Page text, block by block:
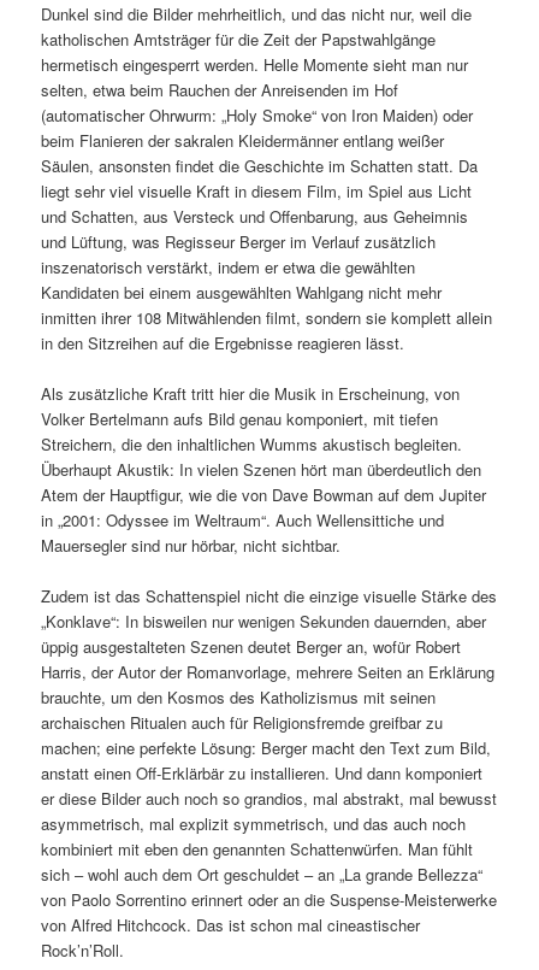
Dunkel sind die Bilder mehrheitlich, und das nicht nur, weil die
katholischen Amtsträger für die Zeit der Papstwahlgänge
hermetisch eingesperrt werden. Helle Momente sieht man nur
selten, etwa beim Rauchen der Anreisenden im Hof
(automatischer Ohrwurm: „Holy Smoke“ von Iron Maiden) oder
beim Flanieren der sakralen Kleidermänner entlang weißer
Säulen, ansonsten findet die Geschichte im Schatten statt. Da
liegt sehr viel visuelle Kraft in diesem Film, im Spiel aus Licht
und Schatten, aus Versteck und Offenbarung, aus Geheimnis
und Lüftung, was Regisseur Berger im Verlauf zusätzlich
inszenatorisch verstärkt, indem er etwa die gewählten
Kandidaten bei einem ausgewählten Wahlgang nicht mehr
inmitten ihrer 108 Mitwählenden filmt, sondern sie komplett allein
in den Sitzreihen auf die Ergebnisse reagieren lässt.
Als zusätzliche Kraft tritt hier die Musik in Erscheinung, von
Volker Bertelmann aufs Bild genau komponiert, mit tiefen
Streichern, die den inhaltlichen Wumms akustisch begleiten.
Überhaupt Akustik: In vielen Szenen hört man überdeutlich den
Atem der Hauptfigur, wie die von Dave Bowman auf dem Jupiter
in „2001: Odyssee im Weltraum“. Auch Wellensittiche und
Mauersegler sind nur hörbar, nicht sichtbar.
Zudem ist das Schattenspiel nicht die einzige visuelle Stärke des
„Konklave“: In bisweilen nur wenigen Sekunden dauernden, aber
üppig ausgestalteten Szenen deutet Berger an, wofür Robert
Harris, der Autor der Romanvorlage, mehrere Seiten an Erklärung
brauchte, um den Kosmos des Katholizismus mit seinen
archaischen Ritualen auch für Religionsfremde greifbar zu
machen; eine perfekte Lösung: Berger macht den Text zum Bild,
anstatt einen Off-Erklärbär zu installieren. Und dann komponiert
er diese Bilder auch noch so grandios, mal abstrakt, mal bewusst
asymmetrisch, mal explizit symmetrisch, und das auch noch
kombiniert mit eben den genannten Schattenwürfen. Man fühlt
sich – wohl auch dem Ort geschuldet – an „La grande Bellezza“
von Paolo Sorrentino erinnert oder an die Suspense-Meisterwerke
von Alfred Hitchcock. Das ist schon mal cineastischer
Rock’n’Roll.